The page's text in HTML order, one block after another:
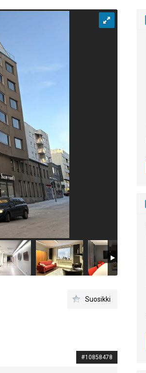
Suosikki
#10858478